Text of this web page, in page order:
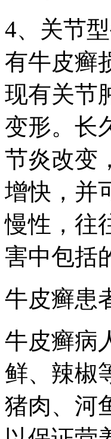
4、关节
有牛皮癣
现有关节
变形。长
节炎改变
增快，并
慢性，往
害中包括
牛皮癣患
牛皮癣病
鲜、辣椒
猪肉、河